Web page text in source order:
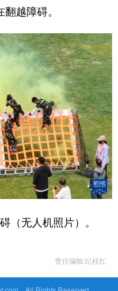
越障碍。
（无人机照片）。
责任编辑:纪桂红